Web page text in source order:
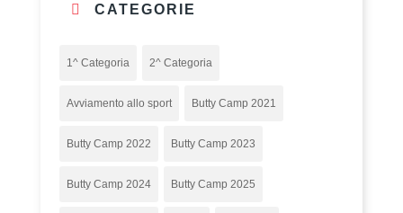
CATEGORIE
1^ Categoria 2^ Categoria
Avviamento allo sport Butty Camp 2021
Butty Camp 2022 Butty Camp 2023
Butty Camp 2024 Butty Camp 2025